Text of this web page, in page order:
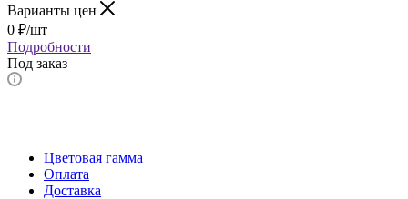
Варианты цен
0 ₽/шт
Подробности
Под заказ
Цветовая гамма
Оплата
Доставка